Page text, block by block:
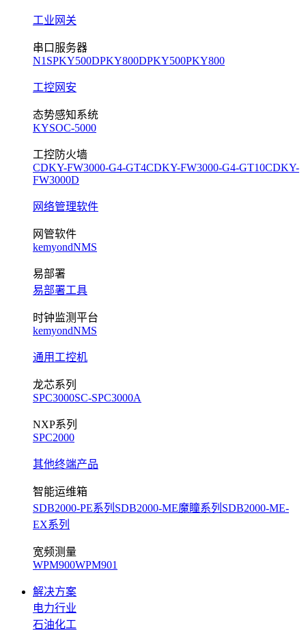
工业网关
串口服务器
N1SPKY500DPKY800DPKY500PKY800
工控网安
态势感知系统
KYSOC-5000
工控防火墙
CDKY-FW3000-G4-GT4CDKY-FW3000-G4-GT10CDKY-
FW3000D
网络管理软件
网管软件
kemyondNMS
易部署
易部署工具
时钟监测平台
kemyondNMS
通用工控机
龙芯系列
SPC3000SC-SPC3000A
NXP系列
SPC2000
其他终端产品
智能运维箱
SDB2000-PE系列 SDB2000-ME魔瞳系列 SDB2000-ME-
EX系列
宽频测量
WPM900WPM901
解决方案
电力行业
石油化工